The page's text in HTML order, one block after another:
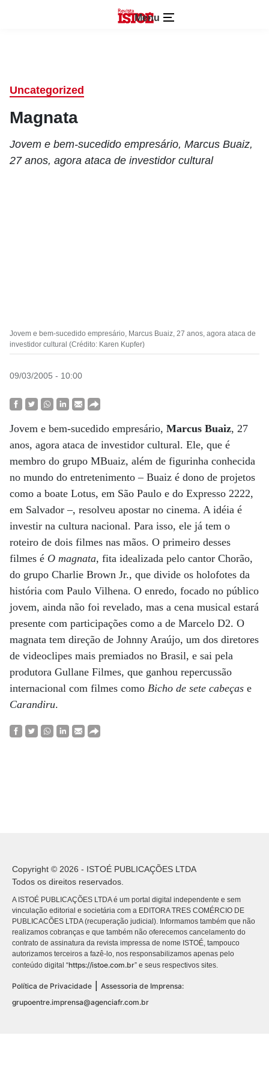
Menu
Uncategorized
Magnata
Jovem e bem-sucedido empresário, Marcus Buaiz,
27 anos, agora ataca de investidor cultural
Jovem e bem-sucedido empresário, Marcus Buaiz, 27 anos, agora ataca de
investidor cultural (Crédito: Karen Kupfer)
09/03/2005 - 10:00
Jovem e bem-sucedido empresário, Marcus Buaiz, 27
anos, agora ataca de investidor cultural. Ele, que é
membro do grupo MBuaiz, além de figurinha conhecida
no mundo do entretenimento – Buaiz é dono de projetos
como a boate Lotus, em São Paulo e do Expresso 2222,
em Salvador –, resolveu apostar no cinema. A idéia é
investir na cultura nacional. Para isso, ele já tem o
roteiro de dois filmes nas mãos. O primeiro desses
filmes é O magnata, fita idealizada pelo cantor Chorão,
do grupo Charlie Brown Jr., que divide os holofotes da
história com Paulo Vilhena. O enredo, focado no público
jovem, ainda não foi revelado, mas a cena musical estará
presente com participações como a de Marcelo D2. O
magnata tem direção de Johnny Araújo, um dos diretores
de videoclipes mais premiados no Brasil, e sai pela
produtora Gullane Filmes, que ganhou repercussão
internacional com filmes como Bicho de sete cabeças e
Carandiru.
Copyright © 2026 - ISTOÉ PUBLICAÇÕES LTDA
Todos os direitos reservados.
A ISTOÉ PUBLICAÇÕES LTDA é um portal digital independente e sem
vinculação editorial e societária com a EDITORA TRES COMÉRCIO DE
PUBLICACÕES LTDA (recuperação judicial). Informamos também que não
realizamos cobranças e que também não oferecemos cancelamento do
contrato de assinatura da revista impressa de nome ISTOÉ, tampouco
autorizamos terceiros a fazê-lo, nos responsabilizamos apenas pelo
conteúdo digital “https://istoe.com.br” e seus respectivos sites.
Política de Privacidade
Assessoria de Imprensa:
grupoentre.imprensa@agenciafr.com.br